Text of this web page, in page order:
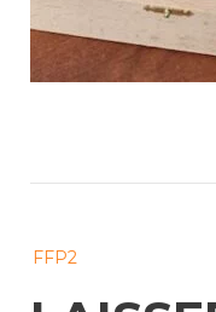
navigation
FFP2